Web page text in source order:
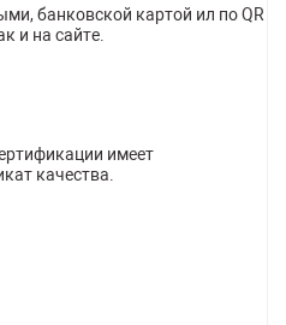
банковской картой ил по QR
и на сайте.
имеет
качества.